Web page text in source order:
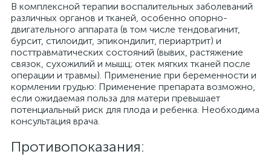
В комплексной терапии воспалительных заболеваний
различных органов и тканей, особенно опорно-
двигательного аппарата (в том числе тендовагинит,
бурсит, стилоидит, эпикондилит, периартрит) и
посттравматических состояний (вывих, растяжение
связок, сухожилий и мышц; отек мягких тканей после
операции и травмы). Применение при беременности и
кормлении грудью: Применение препарата возможно,
если ожидаемая польза для матери превышает
потенциальный риск для плода и ребенка. Необходима
консультация врача.
Противопоказания: